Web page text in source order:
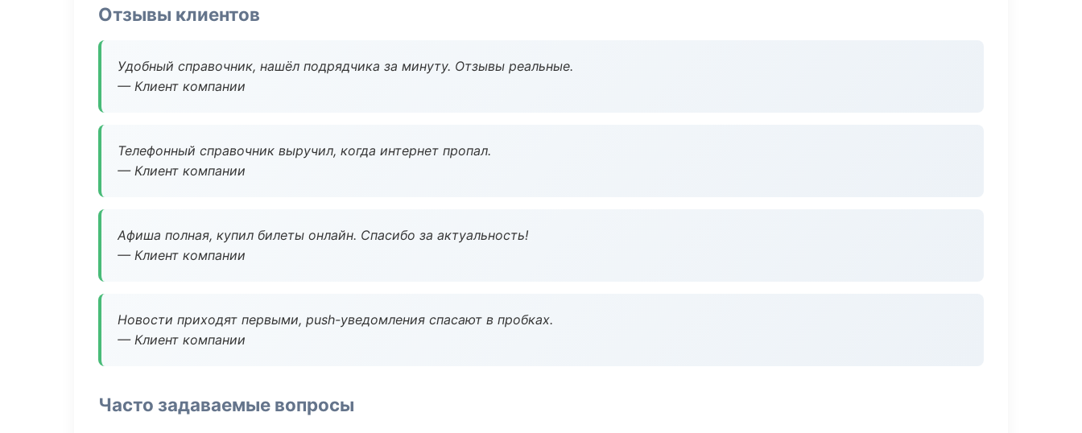
Отзывы клиентов
Удобный справочник, нашёл подрядчика за минуту. Отзывы реальные.
— Клиент компании
Телефонный справочник выручил, когда интернет пропал.
— Клиент компании
Афиша полная, купил билеты онлайн. Спасибо за актуальность!
— Клиент компании
Новости приходят первыми, push-уведомления спасают в пробках.
— Клиент компании
Часто задаваемые вопросы